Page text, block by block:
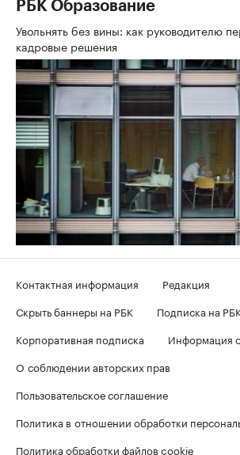
РБК Образование
Увольнять без вины: как руководителю
кадровые решения
Контактная информация
Редакция
Скрыть баннеры на РБК
Подписка на
Корпоративная подписка
Информация
О соблюдении авторских прав
Пользовательское соглашение
Политика в отношении обработки
Политика обработки файлов cookie